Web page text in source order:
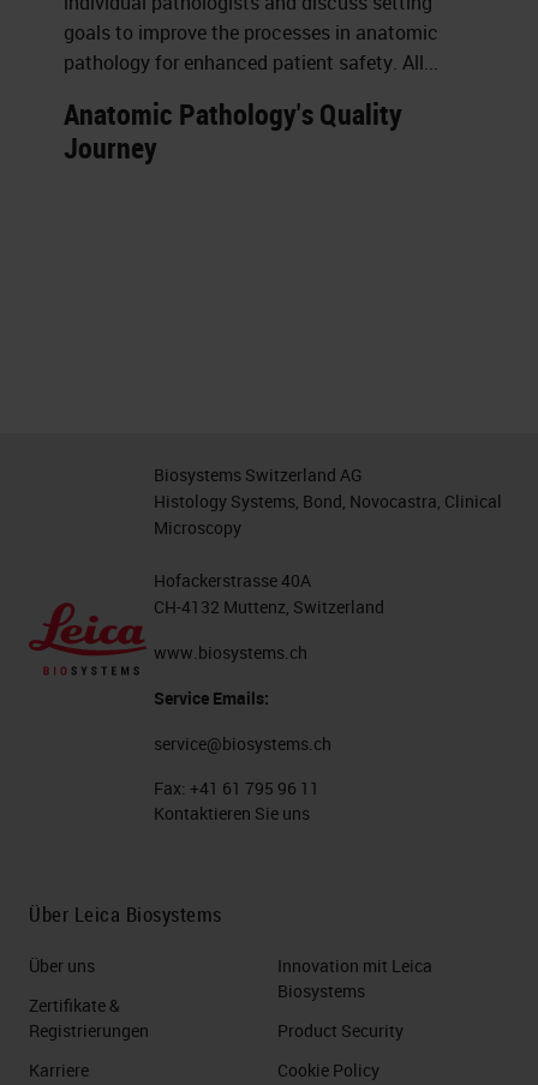
goals to improve the processes in anatomic
pathology for enhanced patient safety. All...
Anatomic Pathology's Quality
Journey
Biosystems Switzerland AG
Histology Systems, Bond, Novocastra, Clinical
Microscopy
Hofackerstrasse 40A
CH-4132 Muttenz, Switzerland
www.biosystems.ch
Service Emails:
service@biosystems.ch
Fax: +41 61 795 96 11
Kontaktieren Sie uns
Über Leica Biosystems
Über uns
Zertifikate &
Registrierungen
Karriere
Innovation mit Leica
Biosystems
Product Security
Cookie Policy